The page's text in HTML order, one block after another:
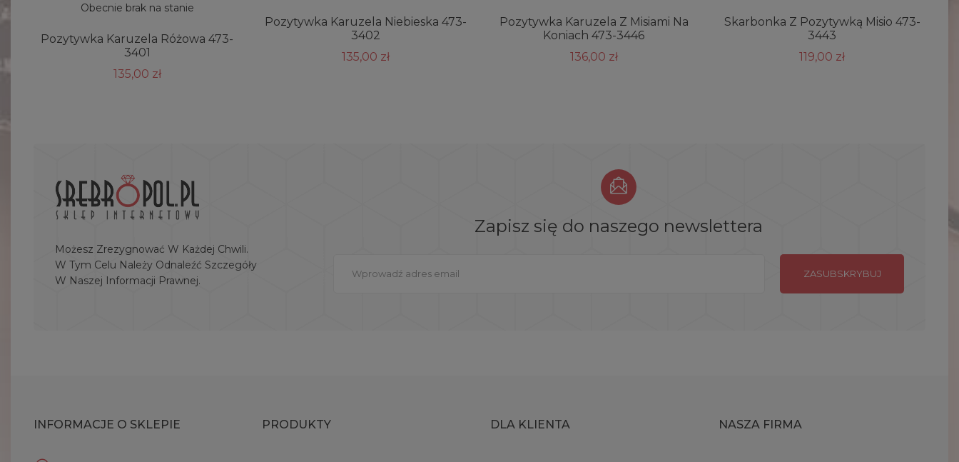
Obecnie brak na stanie
Pozytywka Karuzela Różowa 473-
3401
135,00 zł
Pozytywka Karuzela Niebieska 473-
3402
135,00 zł
Pozytywka Karuzela Z Misiami Na
Koniach 473-3446
136,00 zł
Skarbonka Z Pozytywką Misio 473-
3443
119,00 zł
Możesz Zrezygnować W Każdej Chwili.
W Tym Celu Należy Odnaleźć Szczegóły
W Naszej Informacji Prawnej.
Zapisz się do naszego newslettera
INFORMACJE O SKLEPIE PRODUKTY DLA KLIENTA NASZA FIRMA